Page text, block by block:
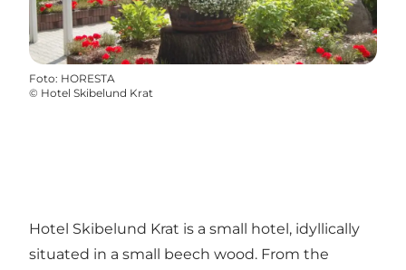
Foto: HORESTA
© Hotel Skibelund Krat
Hotel Skibelund Krat is a small hotel, idyllically
situated in a small beech wood. From the